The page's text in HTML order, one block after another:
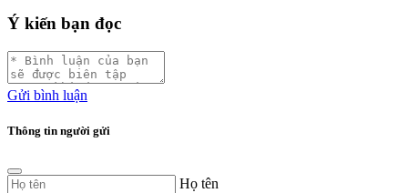
Ý kiến bạn đọc
Gửi bình luận
Thông tin người gửi
Họ tên